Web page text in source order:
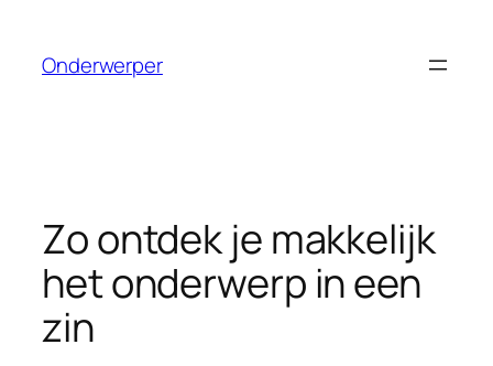
Onderwerper
Zo ontdek je makkelijk
het onderwerp in een
zin